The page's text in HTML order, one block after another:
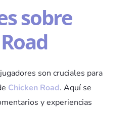
sobre
son cruciales para
Chicken Road. Aquí se
y experiencias